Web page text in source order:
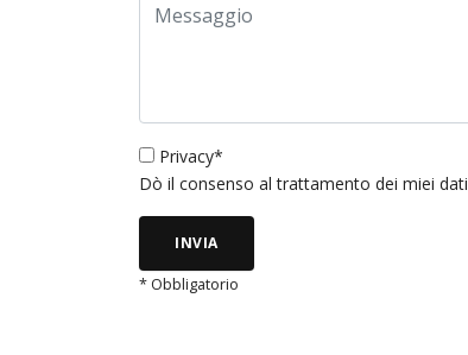
Privacy*
Dò il consenso al trattamento dei miei dati
INVIA
* Obbligatorio